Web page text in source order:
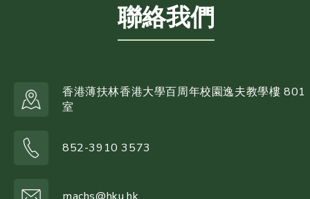
聯絡我們
香港薄扶林香港大學百周年校園逸夫教學樓 801
室
852-3910 3573